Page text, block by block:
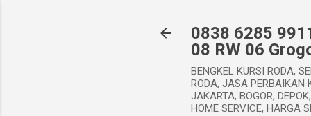
0838 6285
08 RW 06
BENGKEL KURSI RODA,
RODA, JASA PERBAIKAN
JAKARTA, BOGOR,
HOME SERVICE, HARGA